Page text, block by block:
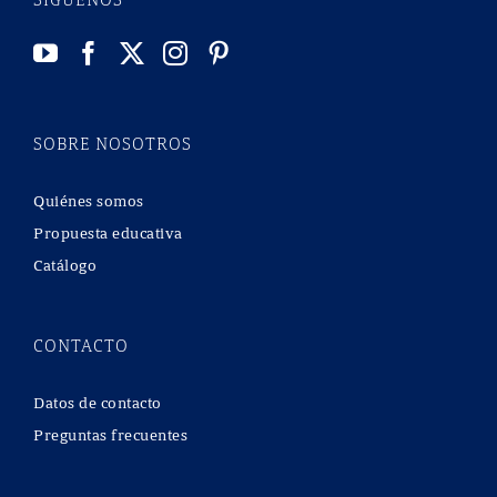
SOBRE NOSOTROS
Quiénes somos
Propuesta educativa
Catálogo
CONTACTO
Datos de contacto
Preguntas frecuentes